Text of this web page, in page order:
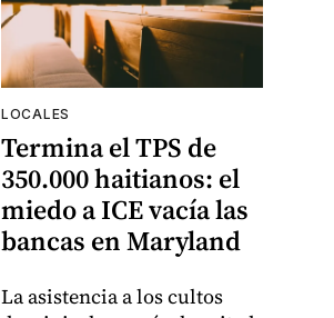
LOCALES
Termina el TPS de
350.000 haitianos: el
miedo a ICE vacía las
bancas en Maryland
La asistencia a los cultos